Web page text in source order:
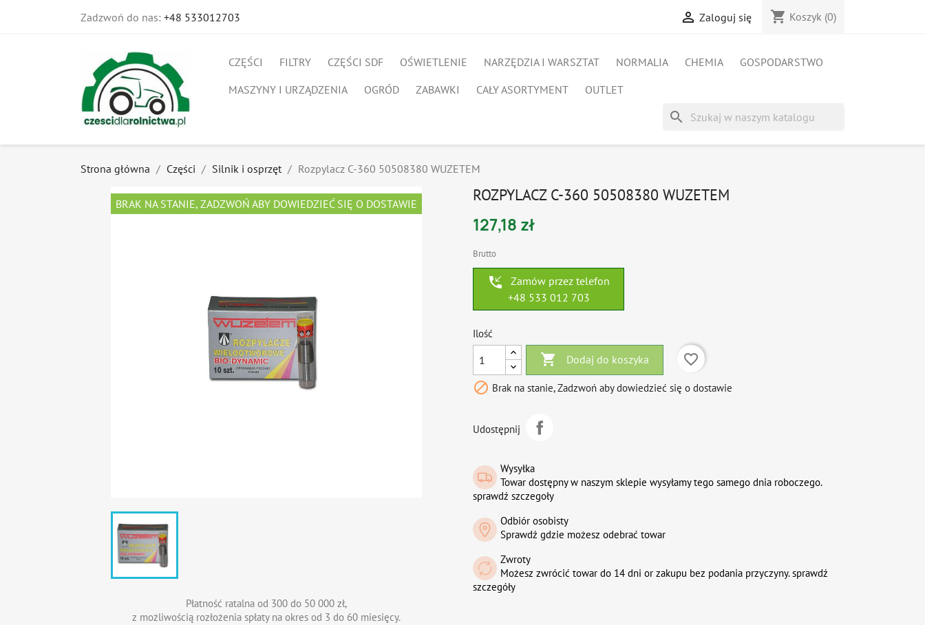
Zadzwoń do nas: +48 533012703  Zaloguj się shopping_cart Koszyk (0)
CZĘŚCI FILTRY CZĘŚCI SDF OŚWIETLENIE NARZĘDZIA I WARSZTAT NORMALIA CHEMIA
GOSPODARSTWO
MASZYNY I URZĄDZENIA
OGRÓD ZABAWKI CAŁY ASORTYMENT OUTLET
search
Strona główna Części Silnik i osprzęt Rozpylacz C-360 50508380 WUZETEM
BRAK NA STANIE, ZADZWOŃ ABY DOWIEDZIEĆ SIĘ O DOSTAWIE
Płatność ratalna od 300 do 50 000 zł,
z możliwością rozłożenia spłaty na okres od 3 do 60 miesięcy.
ROZPYLACZ C-360 50508380 WUZETEM
127,18 zł
Brutto
phone_callback
Zamów przez telefon
+48 533 012 703
Ilość
 Dodaj do koszyka
favorite_border
 Brak na stanie, Zadzwoń aby dowiedzieć się o dostawie
Udostępnij
Wysyłka
Towar dostępny w naszym sklepie wysyłamy tego samego dnia roboczego.
sprawdź szczegoły
Odbiór osobisty
Sprawdź gdzie możesz odebrać towar
Zwroty
Możesz zwrócić towar do 14 dni or zakupu bez podania przyczyny. sprawdź
szczegóły